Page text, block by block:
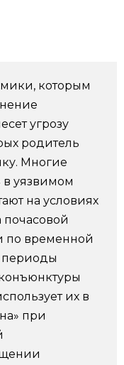
которым
угрозу
родитель
Многие
в уязвимом
на условиях
почасовой
по временной
периоды
их в
при